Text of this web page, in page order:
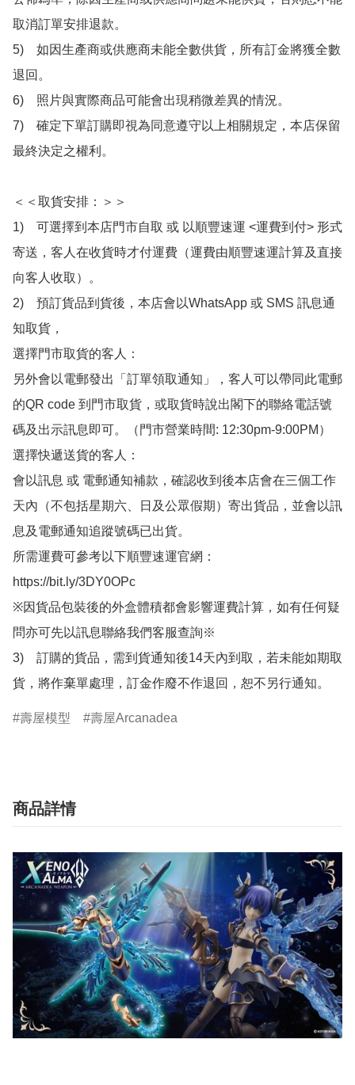
取消訂單安排退款。
5)　如因生產商或供應商未能全數供貨，所有訂金將獲全數
退回。
6)　照片與實際商品可能會出現稍微差異的情況。
7)　確定下單訂購即視為同意遵守以上相關規定，本店保留
最終決定之權利。
＜＜取貨安排：＞＞
1)　可選擇到本店門市自取 或 以順豐速運 <運費到付> 形式
寄送，客人在收貨時才付運費（運費由順豐速運計算及直接
向客人收取）。
2)　預訂貨品到貨後，本店會以WhatsApp 或 SMS 訊息通
知取貨，
選擇門市取貨的客人：
另外會以電郵發出「訂單領取通知」，客人可以帶同此電郵
的QR code 到門市取貨，或取貨時說出閣下的聯絡電話號
碼及出示訊息即可。（門市營業時間: 12:30pm-9:00PM）
選擇快遞送貨的客人：
會以訊息 或 電郵通知補款，確認收到後本店會在三個工作
天內（不包括星期六、日及公眾假期）寄出貨品，並會以訊
息及電郵通知追蹤號碼已出貨。
所需運費可參考以下順豐速運官網：
https://bit.ly/3DY0OPc
※因貨品包裝後的外盒體積都會影響運費計算，如有任何疑
問亦可先以訊息聯絡我們客服查詢※
3)　訂購的貨品，需到貨通知後14天內到取，若未能如期取
貨，將作棄單處理，訂金作廢不作退回，恕不另行通知。
壽屋模型 壽屋Arcanadea
商品詳情